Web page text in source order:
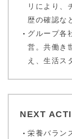
リにより、
歴の確認な
グループ各
営。共働き
え、生活ス
NEXT
栄養バラン